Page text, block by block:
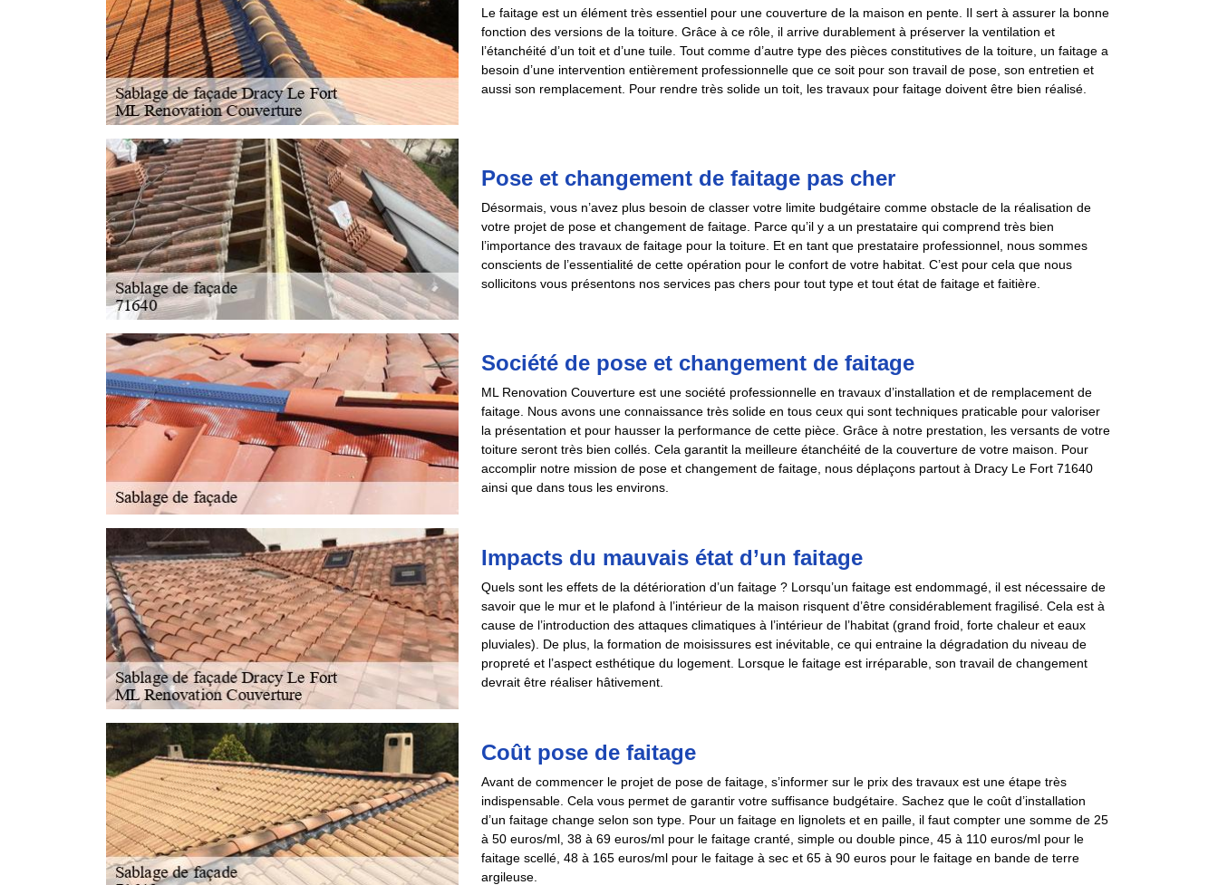
Le faitage est un élément très essentiel pour une couverture de la maison en pente. Il sert à assurer la bonne
fonction des versions de la toiture. Grâce à ce rôle, il arrive durablement à préserver la ventilation et
l’étanchéité d’un toit et d’une tuile. Tout comme d’autre type des pièces constitutives de la toiture, un faitage a
besoin d’une intervention entièrement professionnelle que ce soit pour son travail de pose, son entretien et
aussi son remplacement. Pour rendre très solide un toit, les travaux pour faitage doivent être bien réalisé.
Pose et changement de faitage pas cher
Désormais, vous n’avez plus besoin de classer votre limite budgétaire comme obstacle de la réalisation de
votre projet de pose et changement de faitage. Parce qu’il y a un prestataire qui comprend très bien
l’importance des travaux de faitage pour la toiture. Et en tant que prestataire professionnel, nous sommes
conscients de l’essentialité de cette opération pour le confort de votre habitat. C’est pour cela que nous
sollicitons vous présentons nos services pas chers pour tout type et tout état de faitage et faitière.
Société de pose et changement de faitage
ML Renovation Couverture est une société professionnelle en travaux d’installation et de remplacement de
faitage. Nous avons une connaissance très solide en tous ceux qui sont techniques praticable pour valoriser
la présentation et pour hausser la performance de cette pièce. Grâce à notre prestation, les versants de votre
toiture seront très bien collés. Cela garantit la meilleure étanchéité de la couverture de votre maison. Pour
accomplir notre mission de pose et changement de faitage, nous déplaçons partout à Dracy Le Fort 71640
ainsi que dans tous les environs.
Impacts du mauvais état d’un faitage
Quels sont les effets de la détérioration d’un faitage ? Lorsqu’un faitage est endommagé, il est nécessaire de
savoir que le mur et le plafond à l’intérieur de la maison risquent d’être considérablement fragilisé. Cela est à
cause de l’introduction des attaques climatiques à l’intérieur de l’habitat (grand froid, forte chaleur et eaux
pluviales). De plus, la formation de moisissures est inévitable, ce qui entraine la dégradation du niveau de
propreté et l’aspect esthétique du logement. Lorsque le faitage est irréparable, son travail de changement
devrait être réaliser hâtivement.
Coût pose de faitage
Avant de commencer le projet de pose de faitage, s’informer sur le prix des travaux est une étape très
indispensable. Cela vous permet de garantir votre suffisance budgétaire. Sachez que le coût d’installation
d’un faitage change selon son type. Pour un faitage en lignolets et en paille, il faut compter une somme de 25
à 50 euros/ml, 38 à 69 euros/ml pour le faitage cranté, simple ou double pince, 45 à 110 euros/ml pour le
faitage scellé, 48 à 165 euros/ml pour le faitage à sec et 65 à 90 euros pour le faitage en bande de terre
argileuse.